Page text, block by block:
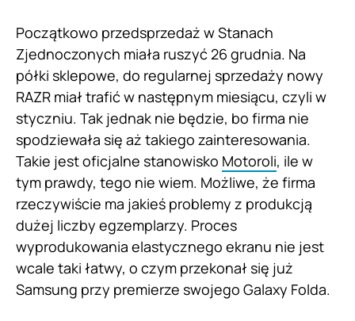
Początkowo przedsprzedaż w Stanach
Zjednoczonych miała ruszyć 26 grudnia. Na
półki sklepowe, do regularnej sprzedaży nowy
RAZR miał trafić w następnym miesiącu, czyli w
styczniu. Tak jednak nie będzie, bo firma nie
spodziewała się aż takiego zainteresowania.
Takie jest oficjalne stanowisko Motoroli, ile w
tym prawdy, tego nie wiem. Możliwe, że firma
rzeczywiście ma jakieś problemy z produkcją
dużej liczby egzemplarzy. Proces
wyprodukowania elastycznego ekranu nie jest
wcale taki łatwy, o czym przekonał się już
Samsung przy premierze swojego Galaxy Folda.